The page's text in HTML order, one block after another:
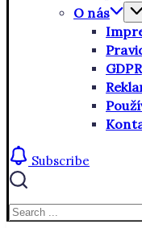
O nás
GDPR
Subscribe
Close
Search